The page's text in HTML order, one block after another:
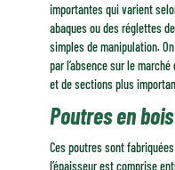
importantes qui varient
abaques ou des réglettes
simples de manipulation.
par l’absence sur le
et de sections plus
Poutres en
Ces poutres sont
l’épaisseur est comprise